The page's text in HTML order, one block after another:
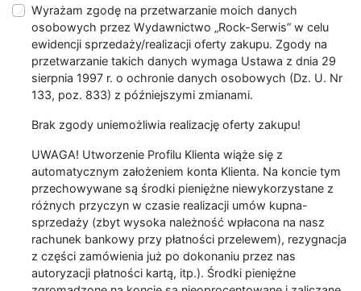
Wyrażam zgodę na przetwarzanie moich danych
osobowych przez Wydawnictwo „Rock-Serwis” w celu
ewidencji sprzedaży/realizacji oferty zakupu. Zgody na
przetwarzanie takich danych wymaga Ustawa z dnia 29
sierpnia 1997 r. o ochronie danych osobowych (Dz. U. Nr
133, poz. 833) z późniejszymi zmianami.
Brak zgody uniemożliwia realizację oferty zakupu!
UWAGA! Utworzenie Profilu Klienta wiąże się z
automatycznym założeniem konta Klienta. Na koncie tym
przechowywane są środki pieniężne niewykorzystane z
różnych przyczyn w czasie realizacji umów kupna-
sprzedaży (zbyt wysoka należność wpłacona na nasz
rachunek bankowy przy płatności przelewem), rezygnacja
z części zamówienia już po dokonaniu przez nas
autoryzacji płatności kartą, itp.). Środki pieniężne